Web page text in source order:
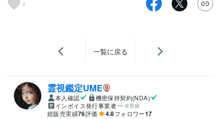
4
一覧に戻る
霊視鑑定UME
本人確認
機密保持契約(NDA)
インボイス発行事業者
未登録
総販売実績76評価 4.8フォロワー17